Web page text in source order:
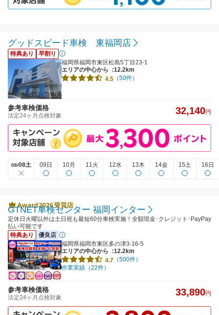
グッドスピード車検 東福岡店
特典あり
早割り
福岡県福岡市東区松島5丁目23-1
エリアの中心から
:12.2km
4.5 （50件）
参考車検価格
法定24ヶ月点検対象 32,140円
08/08土 09日 10月 11火 12水 13木 14金 15土 16日
GTNET車検センター 福岡インター
定休日火曜以外は土日祝も最短60分車検実施！全額現金･クレジット･PayPay
払い可能です
特典あり
優良店
福岡県福岡市東区多の津3-16-5
エリアの中心から
:12.2km
4.7 （500件）
作業実績（22件）
参考車検価格
法定24ヶ月点検対象 33,890円